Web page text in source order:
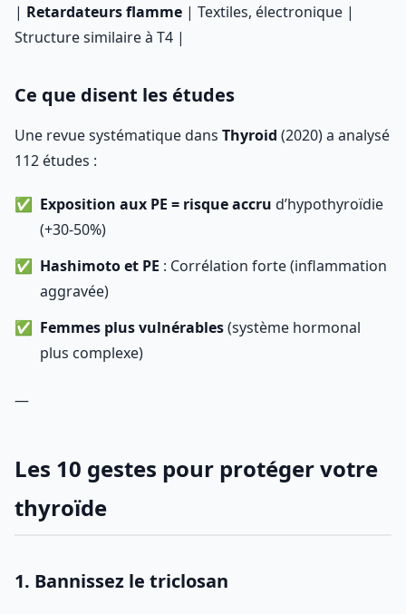
| Retardateurs flamme | Textiles, électronique |
Structure similaire à T4 |
Ce que disent les études
Une revue systématique dans Thyroid (2020) a analysé
112 études :
Exposition aux PE = risque accru d’hypothyroïdie
(+30-50%)
Hashimoto et PE : Corrélation forte (inflammation
aggravée)
Femmes plus vulnérables(système hormonal
plus complexe)
—
Les 10 gestes pour protéger votre
thyroïde
1. Bannissez le triclosan